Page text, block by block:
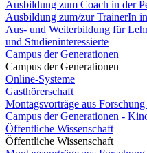
Ausbildung zum Coach in der
Ausbildung zum/zur TrainerIn
Aus- und Weiterbildung für
und Studieninteressierte
Campus der Generationen
Campus der Generationen
Online-Systeme
Gasthörerschaft
Montagsvorträge aus
Campus der Generationen -
Öffentliche Wissenschaft
Öffentliche Wissenschaft